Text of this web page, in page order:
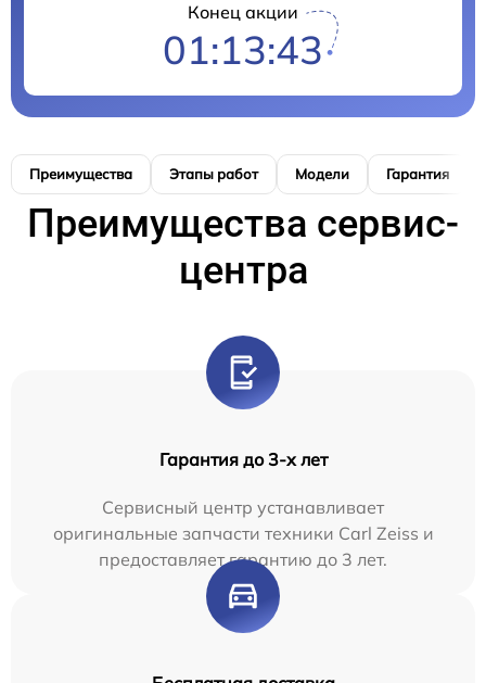
Конец акции
01:13:42
Преимущества Этапы работ Модели Гарантия
Преимущества сервис-
центра
Гарантия до 3-х лет
Сервисный центр устанавливает
оригинальные запчасти техники Carl Zeiss и
предоставляет гарантию до 3 лет.